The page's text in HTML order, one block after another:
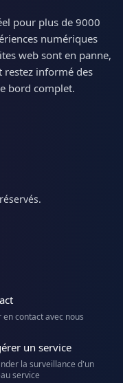
pour plus de 9000
numériques
web sont en panne,
restez informé des
bord complet.
en contact avec nous
un service
la surveillance d'un
service